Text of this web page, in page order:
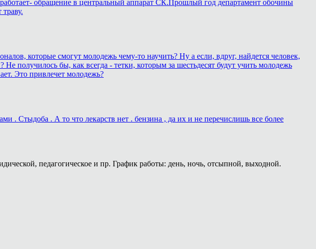
работает- обращение в центральный аппарат СК.Прошлый год департамент обочины
которые смогут молодежь чему-то научить? Ну а если, вдруг, найдется человек,
получилось бы, как всегда - тетки, которым за шестьдесят будут учить молодежь
Это привлечет молодежь?
. Стыдоба . А то что лекарств нет . бензина , да их и не перечислишь все более
педагогическое и пр. График работы: день, ночь, отсыпной, выходной.